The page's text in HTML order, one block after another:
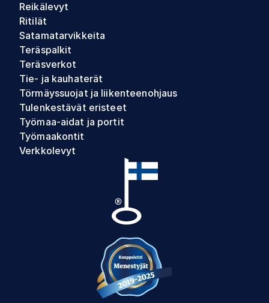
Reikälevyt
Ritilät
Satamatarvikkeita
Teräspalkit
Teräsverkot
Tie- ja kauhaterät
Törmäyssuojat ja liikenteenohjaus
Tulenkestävät eristeet
Työmaa-aidat ja portit
Työmaakontit
Verkkolevyt